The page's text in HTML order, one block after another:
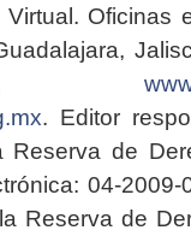
Oficinas
. Editor
Reserva de
04-2009-
Reserva de